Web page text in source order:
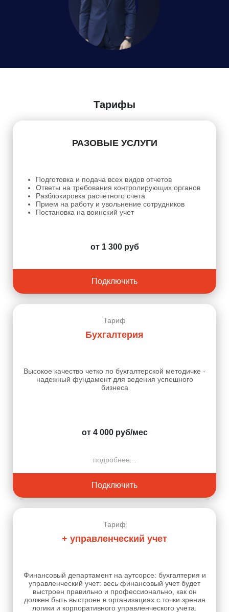
Тарифы
РАЗОВЫЕ УСЛУГИ
Подготовка и подача всех видов отчетов
Ответы на требования контролирующих органов
Разблокировка расчетного счета
Прием на работу и увольнение сотрудников
Постановка на воинский учет
от 1 300 руб
Подключить
Тариф
Бухгалтерия
Высокое качество четко по бухгалтерской методичке -
надежный фундамент для ведения успешного
бизнеса
от 4 000 руб/мес
подробнее...
Подключить
Тариф
+ управленческий учет
Финансовый департамент на аутсорсе: бухгалтерия и
управленческий учет: весь финансовый учет будет
выстроен правильно и профессионально, как он
должен быть выстроен в организациях с точки зрения
логики и корпоративного управленческого учета.
Согласие на обработку персональных данных